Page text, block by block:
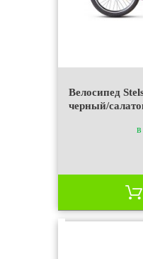
Велосипед
черный/